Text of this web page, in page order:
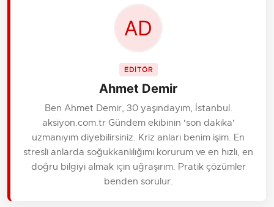
EDİTÖR
Ahmet Demir
Ben Ahmet Demir, 30 yaşındayım, İstanbul.
aksiyon.com.tr Gündem ekibinin 'son dakika'
uzmanıyım diyebilirsiniz. Kriz anları benim işim. En
stresli anlarda soğukkanlılığımı korurum ve en hızlı, en
doğru bilgiyi almak için uğraşırım. Pratik çözümler
benden sorulur.